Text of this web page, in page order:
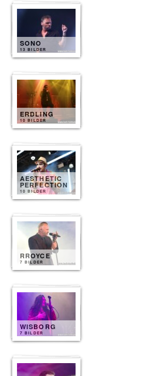
SONO
13 BILDER
ERDLING
10 BILDER
AESTHETIC
PERFECTION
10 BILDER
RROYCE
7 BILDER
WISBORG
7 BILDER